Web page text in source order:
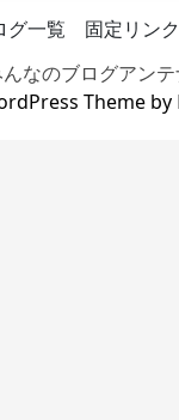
グ一覧 固定リン
なのブログアンテ
Theme by